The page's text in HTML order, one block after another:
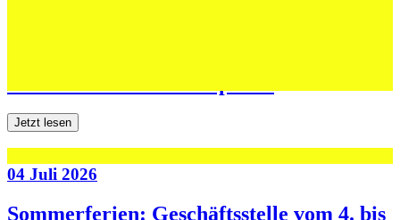
Jetzt lesen
04 Juli 2026
Sommerferien: Geschäftsstelle vom 4. bis